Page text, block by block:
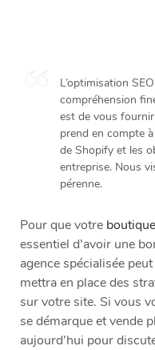
L’optimisation
compréhension
est de vous
prend en compte
de Shopify et les
entreprise. Nous
pérenne.
Pour que votre
essentiel d’avoir une
agence spécialisée
mettra en place des
sur votre site. Si vous
se démarque et vende
aujourd’hui pour